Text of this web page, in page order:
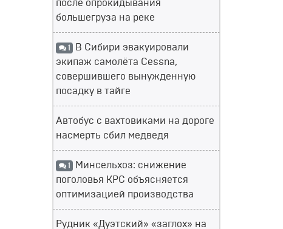
после опрокидывания
большегруза на реке
1 В Сибири эвакуировали
экипаж самолёта Cessna,
совершившего вынужденную
посадку в тайге
Автобус с вахтовиками на дороге
насмерть сбил медведя
1 Минсельхоз: снижение
поголовья КРС объясняется
оптимизацией производства
Рудник «Дуэтский» «заглох» на